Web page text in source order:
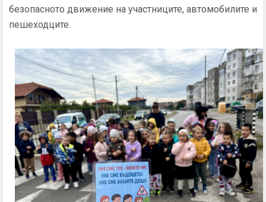
безопасното движение на участниците, автомобилите и
пешеходците.